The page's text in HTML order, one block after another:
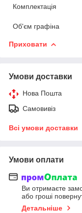
Комплектація
Об'єм графіна
Приховати
Умови доставки
Нова Пошта
Самовивіз
Всі умови доставки
Умови оплати
Ви отримаєте
або гроші
Детальніше